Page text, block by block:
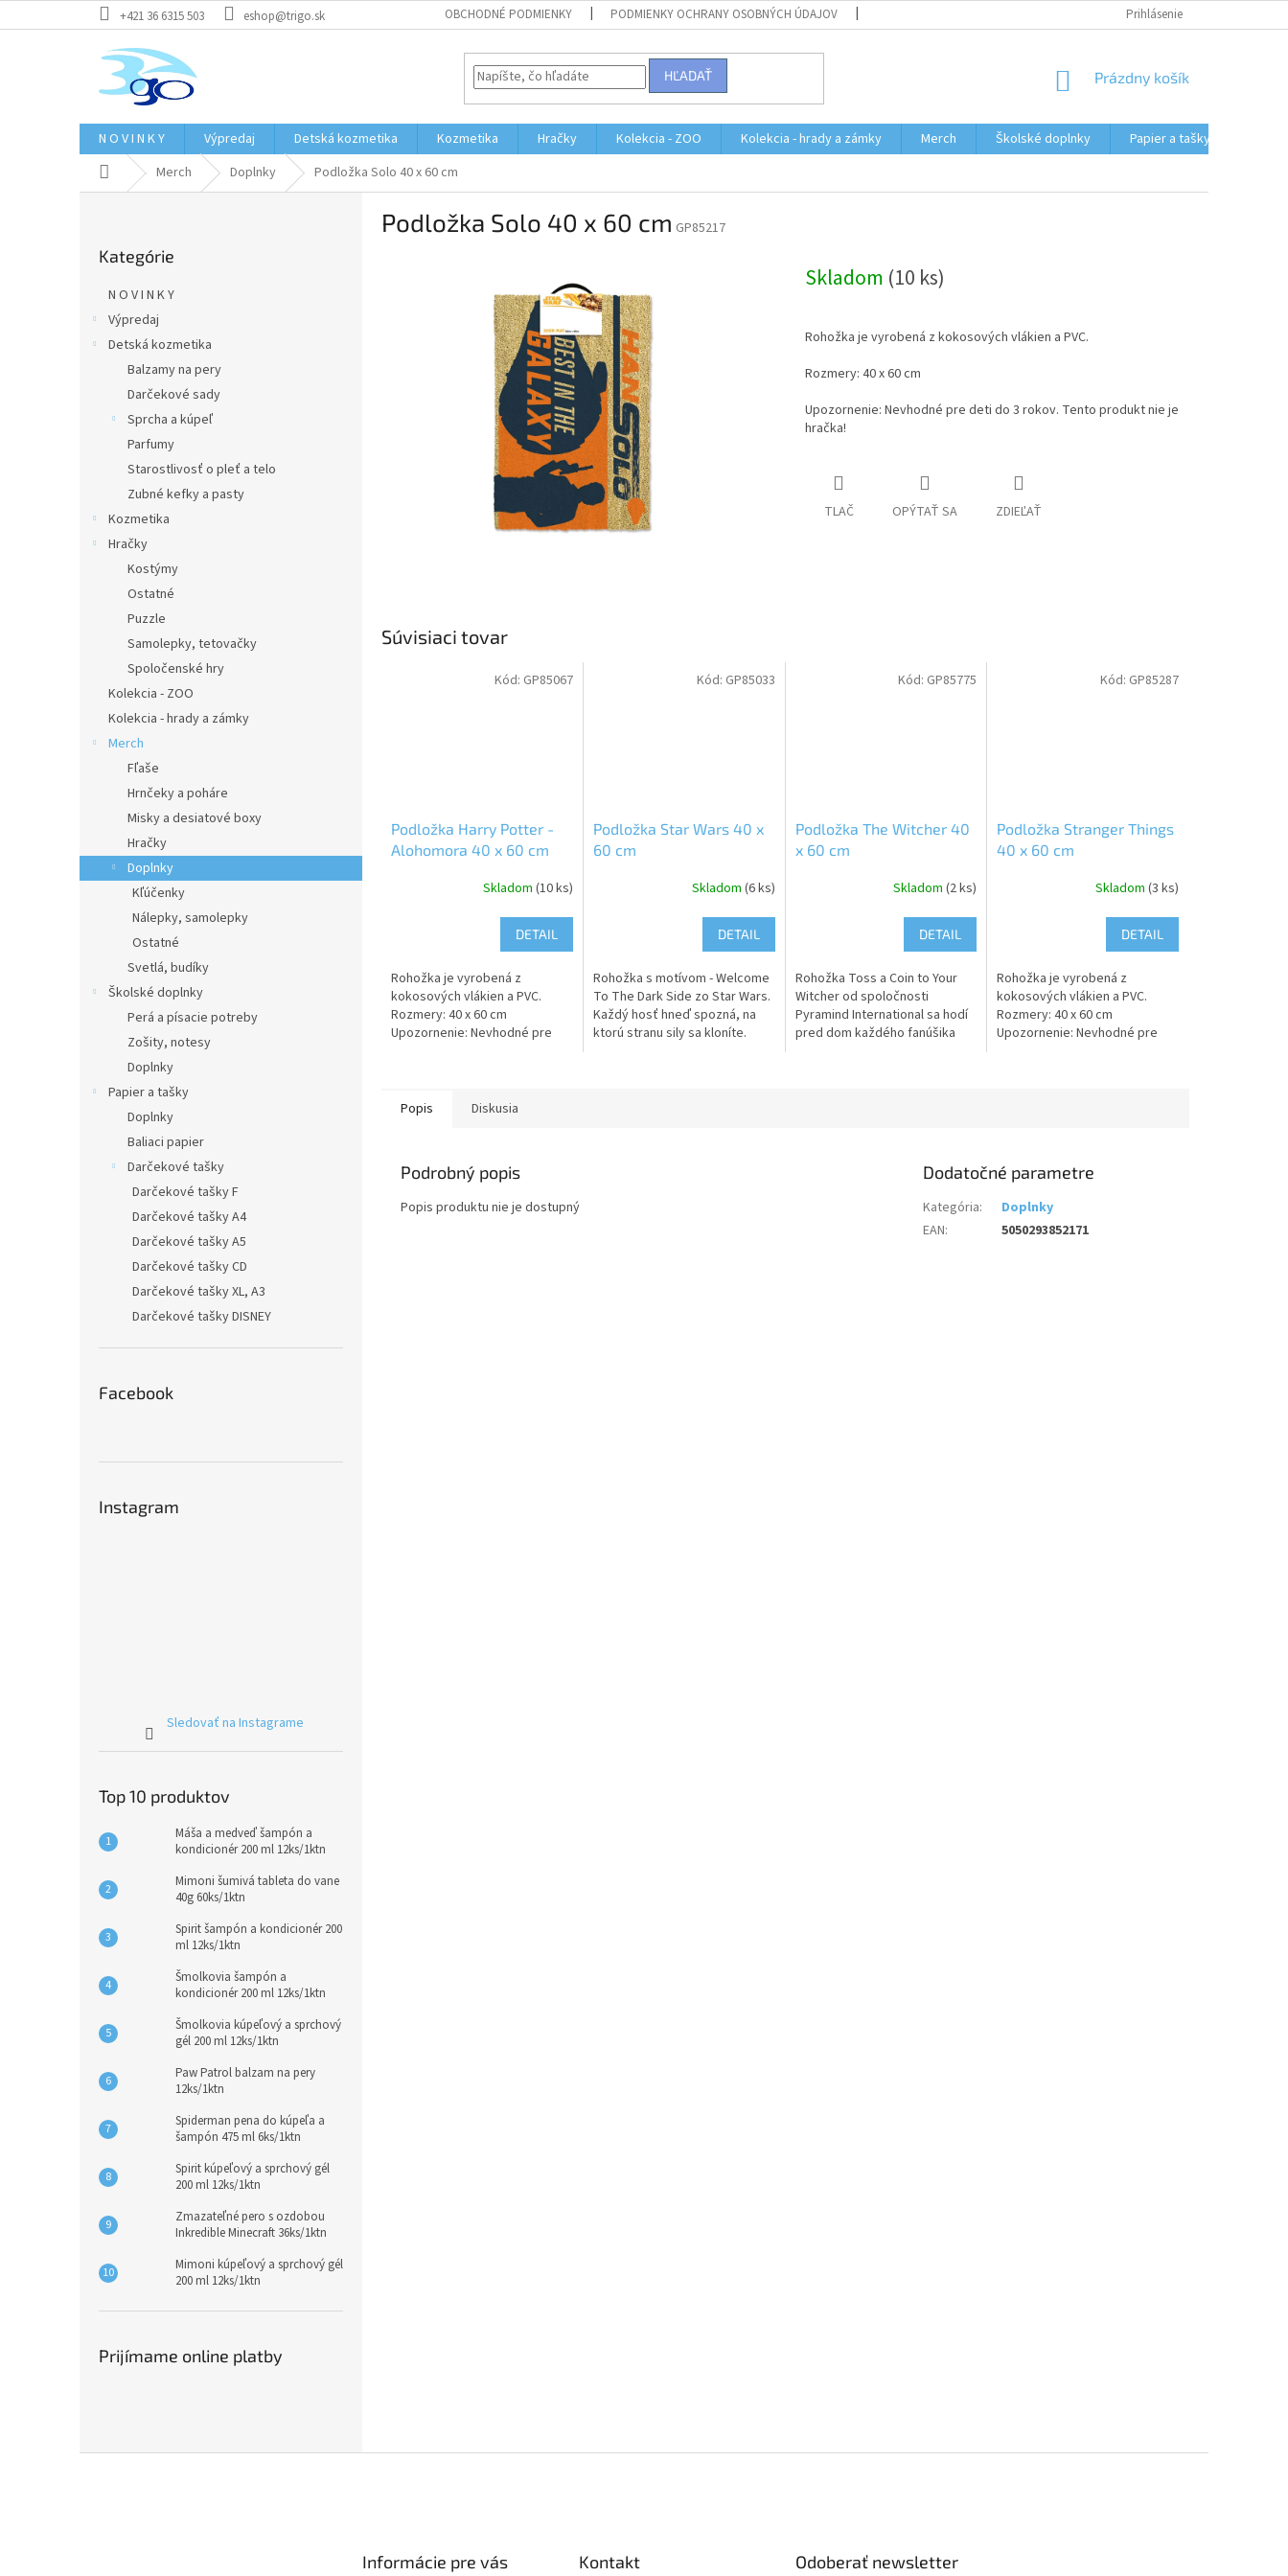
na
+421 36 6315 503 eshop@trigo.sk OBCHODNÉ PODMIENKY PODMIENKY OCHRANY OSOBNÝCH ÚDAJOV MOJA OBJEDNÁVKAPrihlásenie
HĽADAŤ
NÁKUPNÝ
Prázdny košík
N O V I N K Y Výpredaj Detská kozmetika Kozmetika Hračky Kolekcia - ZOO Kolekcia - hrady a zámky Merch Školské doplnky Papier a tašky
DomovMerch Doplnky Podložka Solo 40 x 60 cm
kategórie
Kategórie
N O V I N K Y
Výpredaj
Detská kozmetika
Balzamy na pery
Darčekové sady
Sprcha a kúpeľ
Parfumy
Starostlivosť o pleť a telo
Zubné kefky a pasty
Kozmetika
Hračky
Kostýmy
Ostatné
Puzzle
Samolepky, tetovačky
Spoločenské hry
Kolekcia - ZOO
Kolekcia - hrady a zámky
Merch
Fľaše
Hrnčeky a poháre
Misky a desiatové boxy
Hračky
Doplnky
Kľúčenky
Nálepky, samolepky
Ostatné
Svetlá, budíky
Školské doplnky
Perá a písacie potreby
Zošity, notesy
Doplnky
Papier a tašky
Doplnky
Baliaci papier
Darčekové tašky
Darčekové tašky F
Darčekové tašky A4
Darčekové tašky A5
Darčekové tašky CD
Darčekové tašky XL, A3
Darčekové tašky DISNEY
Facebook
Instagram
Sledovať na Instagrame
Top 10 produktov
Máša a medveď šampón a
kondicionér 200 ml 12ks/1ktn
Mimoni šumivá tableta do vane
40g 60ks/1ktn
Spirit šampón a kondicionér 200
ml 12ks/1ktn
Šmolkovia šampón a
kondicionér 200 ml 12ks/1ktn
Šmolkovia kúpeľový a sprchový
gél 200 ml 12ks/1ktn
Paw Patrol balzam na pery
12ks/1ktn
Spiderman pena do kúpeľa a
šampón 475 ml 6ks/1ktn
Spirit kúpeľový a sprchový gél
200 ml 12ks/1ktn
Zmazateľné pero s ozdobou
Inkredible Minecraft 36ks/1ktn
Mimoni kúpeľový a sprchový gél
200 ml 12ks/1ktn
Prijímame online platby
Podložka Solo 40 x 60 cm GP85217
Skladom (10 ks)
Rohožka je vyrobená z kokosových vlákien a PVC.
Rozmery: 40 x 60 cm
Upozornenie: Nevhodné pre deti do 3 rokov. Tento produkt nie je
hračka!
TLAČ OPÝTAŤ SA ZDIEĽAŤ
Súvisiaci tovar
Podložka Harry Potter -
Alohomora 40 x 60 cm
Skladom (10 ks)
DETAIL
Rohožka je vyrobená z
kokosových vlákien a PVC.
Rozmery: 40 x 60 cm
Upozornenie: Nevhodné pre
Kód: GP85067
Podložka Star Wars 40 x
60 cm
Skladom (6 ks)
DETAIL
Rohožka s motívom - Welcome
To The Dark Side zo Star Wars.
Každý hosť hneď spozná, na
ktorú stranu sily sa kloníte.
Kód: GP85033
Podložka The Witcher 40
x 60 cm
Skladom(2 ks)
DETAIL
Rohožka Toss a Coin to Your
Witcher od spoločnosti
Pyramind International sa hodí
pred dom každého fanúšika
Kód: GP85775
Podložka Stranger Things
40 x 60 cm
Skladom (3 ks)
DETAIL
Rohožka je vyrobená z
kokosových vlákien a PVC.
Rozmery: 40 x 60 cm
Upozornenie: Nevhodné pre
Kód: GP85287
Popis Diskusia
Podrobný popis
Popis produktu nie je dostupný
Dodatočné parametre
Kategória:
Doplnky
EAN: 5050293852171
Informácie pre vás Kontakt Odoberať newsletter